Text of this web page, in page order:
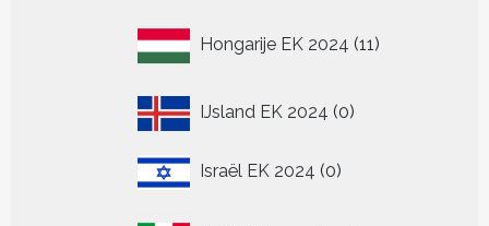
Hongarije EK 2024 11
producten
IJsland EK 2024 00
Israël EK 2024 00